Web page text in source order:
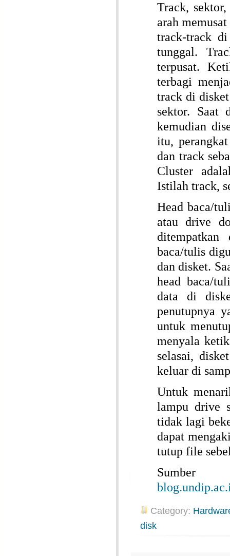
Track,
arah
track-track
tunggal.
terpusat.
terbagi
track di
sektor. Saat
kemudian
itu,
dan track
Cluster
Istilah track,
Head baca/
atau drive
baca/tulis
dan disket.
head baca/
data di
penutupnya
untuk
menyala
selasai,
keluar di
Untuk
lampu drive
tidak lagi
dapat
tutup file
Category:
disk